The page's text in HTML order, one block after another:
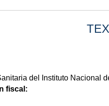
del Instituto Nacional
fiscal: